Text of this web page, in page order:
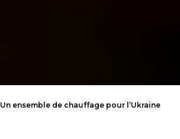
Un ensemble de chauffage pour l’Ukraine